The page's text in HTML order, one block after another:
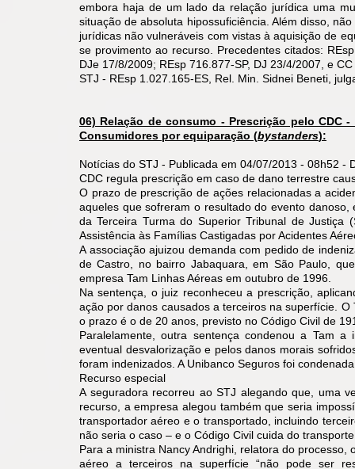
embora haja de um lado da relação jurídica uma
situação de absoluta hipossuficiência. Além disso,
jurídicas não vulneráveis com vistas à aquisição de
se provimento ao recurso. Precedentes citados:
DJe 17/8/2009; REsp 716.877-SP, DJ 23/4/2007, e
STJ - REsp 1.027.165-ES, Rel. Min. Sidnei Beneti,
06) Relação de consumo - Prescrição pelo CDC
Consumidores por equiparação (bystanders):
Notícias do STJ - Publicada em 04/07/2013 - 08h52 -
CDC regula prescrição em caso de dano terrestre
O prazo de prescrição de ações relacionadas a
aqueles que sofreram o resultado do evento
da Terceira Turma do Superior Tribunal de Justiça
Assistência às Famílias Castigadas por Acidentes
A associação ajuizou demanda com pedido de
de Castro, no bairro Jabaquara, em São Paulo,
empresa Tam Linhas Aéreas em outubro de 1996.
Na sentença, o juiz reconheceu a prescrição,
ação por danos causados a terceiros na superfície.
o prazo é o de 20 anos, previsto no Código Civil de
Paralelamente, outra sentença condenou a Tam
eventual desvalorização e pelos danos morais
foram indenizados. A Unibanco Seguros foi
Recurso especial
A seguradora recorreu ao STJ alegando que, uma
recurso, a empresa alegou também que seria
transportador aéreo e o transportado, incluindo
não seria o caso – e o Código Civil cuida do
Para a ministra Nancy Andrighi, relatora do
aéreo a terceiros na superfície “não pode ser